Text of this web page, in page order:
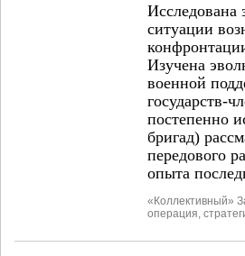
Исследована
ситуации
Изучена
военной
государств-
постепенно
бригад)
передового
опыта
«Коллективный»
операция